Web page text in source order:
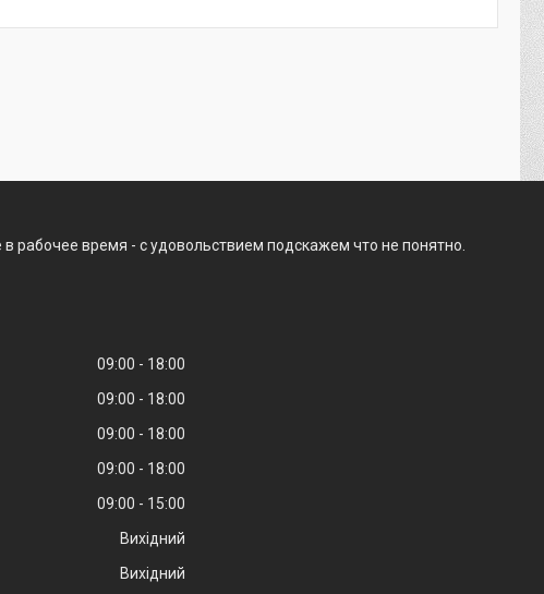
рабочее время - с удовольствием подскажем что не понятно.
09:00
18:00
09:00
18:00
09:00
18:00
09:00
18:00
09:00
15:00
Вихідний
Вихідний